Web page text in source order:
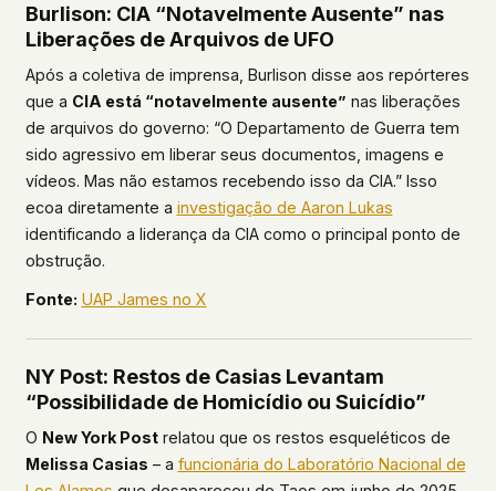
Burlison: CIA “Notavelmente Ausente” nas
Liberações de Arquivos de UFO
Após a coletiva de imprensa, Burlison disse aos repórteres
que a CIA está “notavelmente ausente” nas liberações
de arquivos do governo: “O Departamento de Guerra tem
sido agressivo em liberar seus documentos, imagens e
vídeos. Mas não estamos recebendo isso da CIA.” Isso
ecoa diretamente a investigação de Aaron Lukas
identificando a liderança da CIA como o principal ponto de
obstrução.
Fonte: UAP James no X
NY Post: Restos de Casias Levantam
“Possibilidade de Homicídio ou Suicídio”
O New York Postrelatou que os restos esqueléticos de
Melissa Casias – a funcionária do Laboratório Nacional de